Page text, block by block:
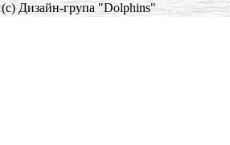
(c) Дизайн-група "Dolphins"